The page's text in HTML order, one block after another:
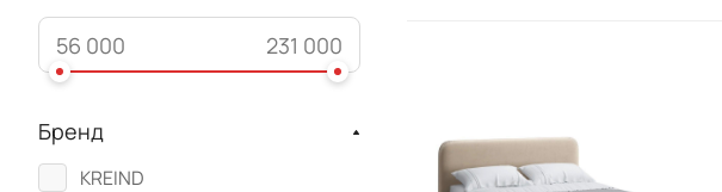
Бренд
KREIND